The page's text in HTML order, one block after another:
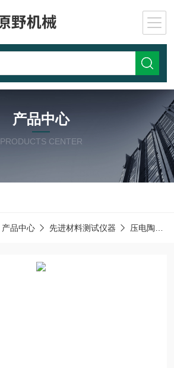
产品中心
PRODUCTS CENTER
产品中心 先进材料测试仪器 压电陶瓷元件